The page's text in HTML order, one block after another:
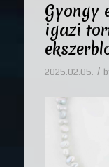
Gyongy
igazi
2025.02.05. /